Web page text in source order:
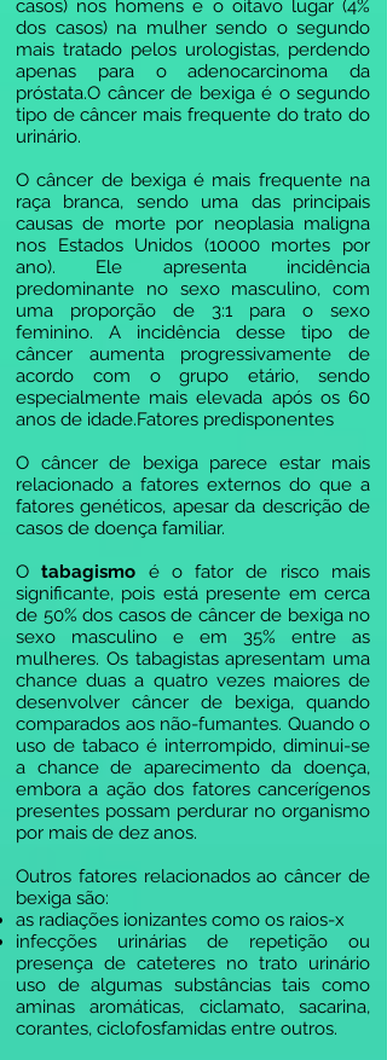
casos) nos homens e o oitavo lugar (4%
dos casos) na mulher sendo o segundo
mais tratado pelos urologistas, perdendo
apenas para o adenocarcinoma da
próstata.O câncer de bexiga é o segundo
tipo de câncer mais frequente do trato do
urinário.
O câncer de bexiga é mais frequente na
raça branca, sendo uma das principais
causas de morte por neoplasia maligna
nos Estados Unidos (10000 mortes por
ano). Ele apresenta incidência
predominante no sexo masculino, com
uma proporção de 3:1 para o sexo
feminino. A incidência desse tipo de
câncer aumenta progressivamente de
acordo com o grupo etário, sendo
especialmente mais elevada após os 60
anos de idade.Fatores predisponentes
O câncer de bexiga parece estar mais
relacionado a fatores externos do que a
fatores genéticos, apesar da descrição de
casos de doença familiar.
O tabagismo é o fator de risco mais
significante, pois está presente em cerca
de 50% dos casos de câncer de bexiga no
sexo masculino e em 35% entre as
mulheres. Os tabagistas apresentam uma
chance duas a quatro vezes maiores de
desenvolver câncer de bexiga, quando
comparados aos não-fumantes. Quando o
uso de tabaco é interrompido, diminui-se
a chance de aparecimento da doença,
embora a ação dos fatores cancerígenos
presentes possam perdurar no organismo
por mais de dez anos.
Outros fatores relacionados ao câncer de
bexiga são:
as radiações ionizantes como os raios-x
infecções urinárias de repetição ou
presença de cateteres no trato urinário
uso de algumas substâncias tais como
aminas aromáticas, ciclamato, sacarina,
corantes, ciclofosfamidas entre outros.